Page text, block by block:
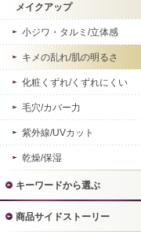
メイクアップ
小ジワ・タルミ/立体感
キメの乱れ/肌の明るさ
化粧くずれ/くずれにくい
毛穴/カバー力
紫外線/UVカット
乾燥/保湿
キーワードから選ぶ
商品サイドストーリー